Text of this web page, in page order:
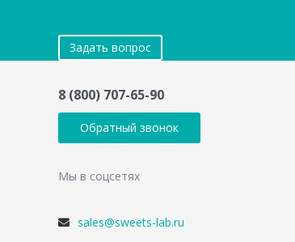
Задать вопрос
8 (800) 707-65-90
Обратный звонок
Мы в соцсетях
sales@sweets-lab.ru